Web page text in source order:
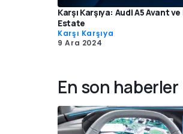
Karşı Karşıya: Audi A5 Avant
Estate
Karşı Karşıya
9 Ara 2024
En son haberler